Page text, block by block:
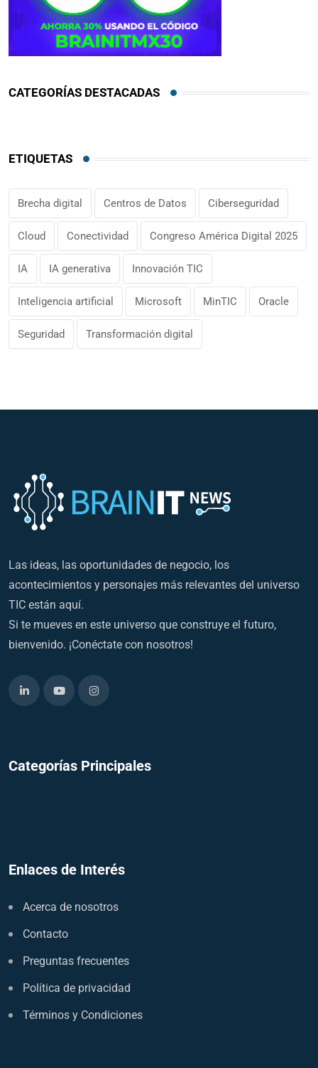
CATEGORÍAS DESTACADAS
ETIQUETAS
Brecha digital Centros de Datos Ciberseguridad
Cloud Conectividad Congreso América Digital 2025
IA IA generativa Innovación TIC
Inteligencia artificial Microsoft MinTIC Oracle
Seguridad Transformación digital
Las ideas, las oportunidades de negocio, los
acontecimientos y personajes más relevantes del universo
TIC están aquí.
Si te mueves en este universo que construye el futuro,
bienvenido. ¡Conéctate con nosotros!
Categorías Principales
Enlaces de Interés
Acerca de nosotros
Contacto
Preguntas frecuentes
Política de privacidad
Términos y Condiciones